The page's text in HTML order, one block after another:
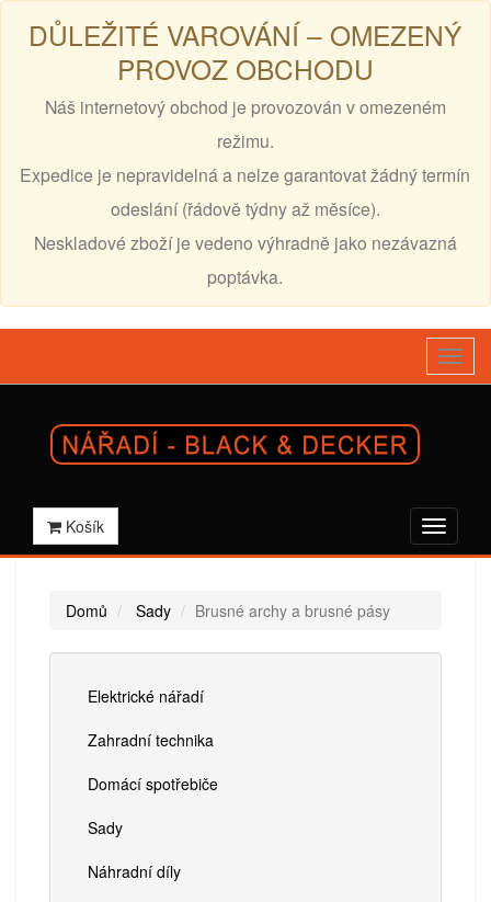
DŮLEŽITÉ VAROVÁNÍ – OMEZENÝ
PROVOZ OBCHODU
Náš internetový obchod je provozován v omezeném
režimu.
Expedice je nepravidelná a nelze garantovat žádný termín
odeslání (řádově týdny až měsíce).
Neskladové zboží je vedeno výhradně jako nezávazná
poptávka.
Košík
Domů Sady Brusné archy a brusné pásy
Elektrické nářadí
Zahradní technika
Domácí spotřebiče
Sady
Náhradní díly